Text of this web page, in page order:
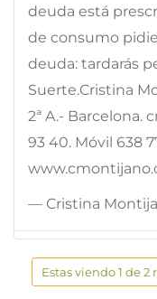
deuda está
de consumo
deuda: tardarás
Suerte.Cristina
2ª A.- Barcelona.
93 40. Móvil 638
— Cristina
Estas viendo 1 de 2